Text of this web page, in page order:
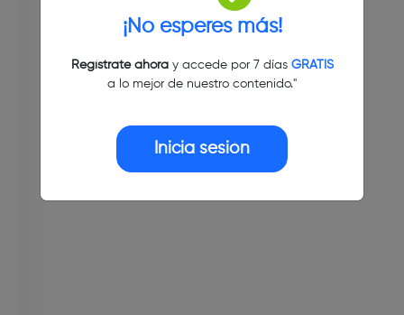
¡No esperes más!
Regístrate ahoray accede por 7 días GRATIS
a lo mejor de nuestro contenido."
Inicia sesión